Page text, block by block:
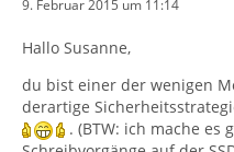
9. Februar 2015 um 11:14
Hallo Susanne,
du bist einer der wenigen
derartige
. (BTW: ich mache es